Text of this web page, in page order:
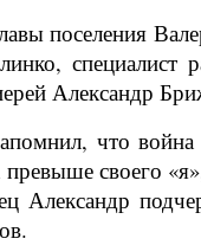
поселения
специалист
Александр
что
своего